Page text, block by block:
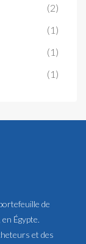
(2)
(1)
(1)
(1)
de
Égypte.
et des